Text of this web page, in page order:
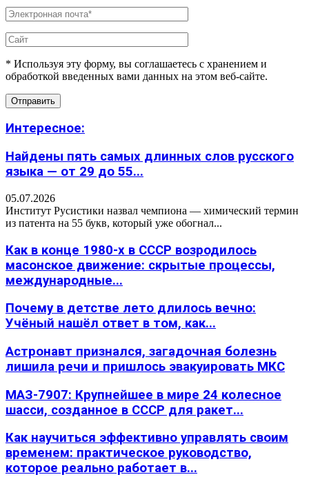
* Используя эту форму, вы соглашаетесь с хранением и
обработкой введенных вами данных на этом веб-сайте.
Интересное:
Найдены пять самых длинных слов русского
языка — от 29 до 55...
05.07.2026
Институт Русистики назвал чемпиона — химический термин
из патента на 55 букв, который уже обогнал...
Как в конце 1980-х в СССР возродилось
масонское движение: скрытые процессы,
международные...
Почему в детстве лето длилось вечно:
Учёный нашёл ответ в том, как...
Астронавт признался, загадочная болезнь
лишила речи и пришлось эвакуировать МКС
МАЗ-7907: Крупнейшее в мире 24 колесное
шасси, созданное в СССР для ракет...
Как научиться эффективно управлять своим
временем: практическое руководство,
которое реально работает в...